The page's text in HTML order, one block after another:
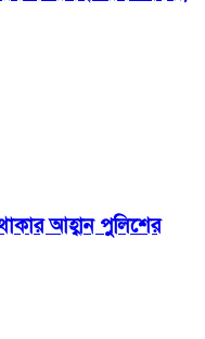
আহ্বান পুলিশের